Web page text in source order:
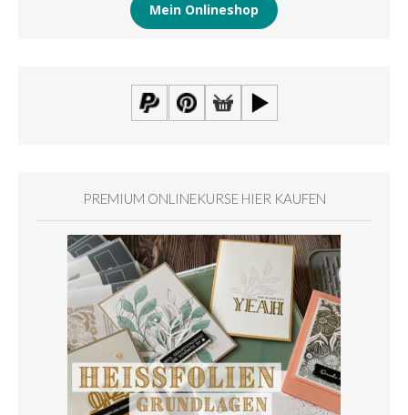
Mein Onlineshop
PREMIUM ONLINEKURSE HIER KAUFEN